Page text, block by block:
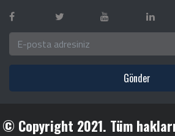
Gönder
© Copyright 2021. Tüm